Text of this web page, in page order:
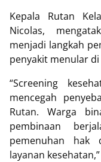
Kepala Rutan
Nicolas,
menjadi langkah
penyakit menular
“Screening
mencegah
Rutan. Warga
pembinaan
pemenuhan hak
layanan